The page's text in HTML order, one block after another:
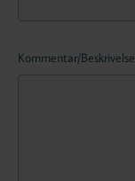
Kommentar/Beskrivelse